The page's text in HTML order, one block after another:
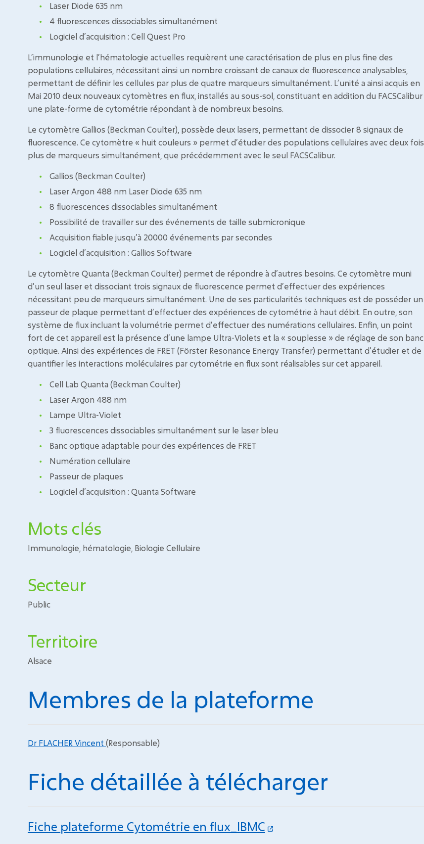
Laser Diode 635 nm
4 fluorescences dissociables simultanément
Logiciel d’acquisition : Cell Quest Pro
L’immunologie et l’hématologie actuelles requièrent une caractérisation de plus en plus fine des
populations cellulaires, nécessitant ainsi un nombre croissant de canaux de fluorescence analysables,
permettant de définir les cellules par plus de quatre marqueurs simultanément. L’unité a ainsi acquis en
Mai 2010 deux nouveaux cytomètres en flux, installés au sous-sol, constituant en addition du FACSCalibur
une plate-forme de cytométrie répondant à de nombreux besoins.
Le cytomètre Gallios (Beckman Coulter), possède deux lasers, permettant de dissocier 8 signaux de
fluorescence. Ce cytomètre « huit couleurs » permet d’étudier des populations cellulaires avec deux fois
plus de marqueurs simultanément, que précédemment avec le seul FACSCalibur.
Gallios (Beckman Coulter)
Laser Argon 488 nm Laser Diode 635 nm
8 fluorescences dissociables simultanément
Possibilité de travailler sur des événements de taille submicronique
Acquisition fiable jusqu’à 20000 événements par secondes
Logiciel d’acquisition : Gallios Software
Le cytomètre Quanta (Beckman Coulter) permet de répondre à d’autres besoins. Ce cytomètre muni
d’un seul laser et dissociant trois signaux de fluorescence permet d’effectuer des expériences
nécessitant peu de marqueurs simultanément. Une de ses particularités techniques est de posséder un
passeur de plaque permettant d’effectuer des expériences de cytométrie à haut débit. En outre, son
système de flux incluant la volumétrie permet d’effectuer des numérations cellulaires. Enfin, un point
fort de cet appareil est la présence d’une lampe Ultra-Violets et la « souplesse » de réglage de son banc
optique. Ainsi des expériences de FRET (Förster Resonance Energy Transfer) permettant d’étudier et de
quantifier les interactions moléculaires par cytométrie en flux sont réalisables sur cet appareil.
Cell Lab Quanta (Beckman Coulter)
Laser Argon 488 nm
Lampe Ultra-Violet
3 fluorescences dissociables simultanément sur le laser bleu
Banc optique adaptable pour des expériences de FRET
Numération cellulaire
Passeur de plaques
Logiciel d’acquisition : Quanta Software
Mots clés
Immunologie, hématologie, Biologie Cellulaire
Secteur
Public
Territoire
Alsace
Membres de la plateforme
Dr FLACHER Vincent (Responsable)
Fiche détaillée à télécharger
Fiche plateforme Cytométrie en flux_IBMC